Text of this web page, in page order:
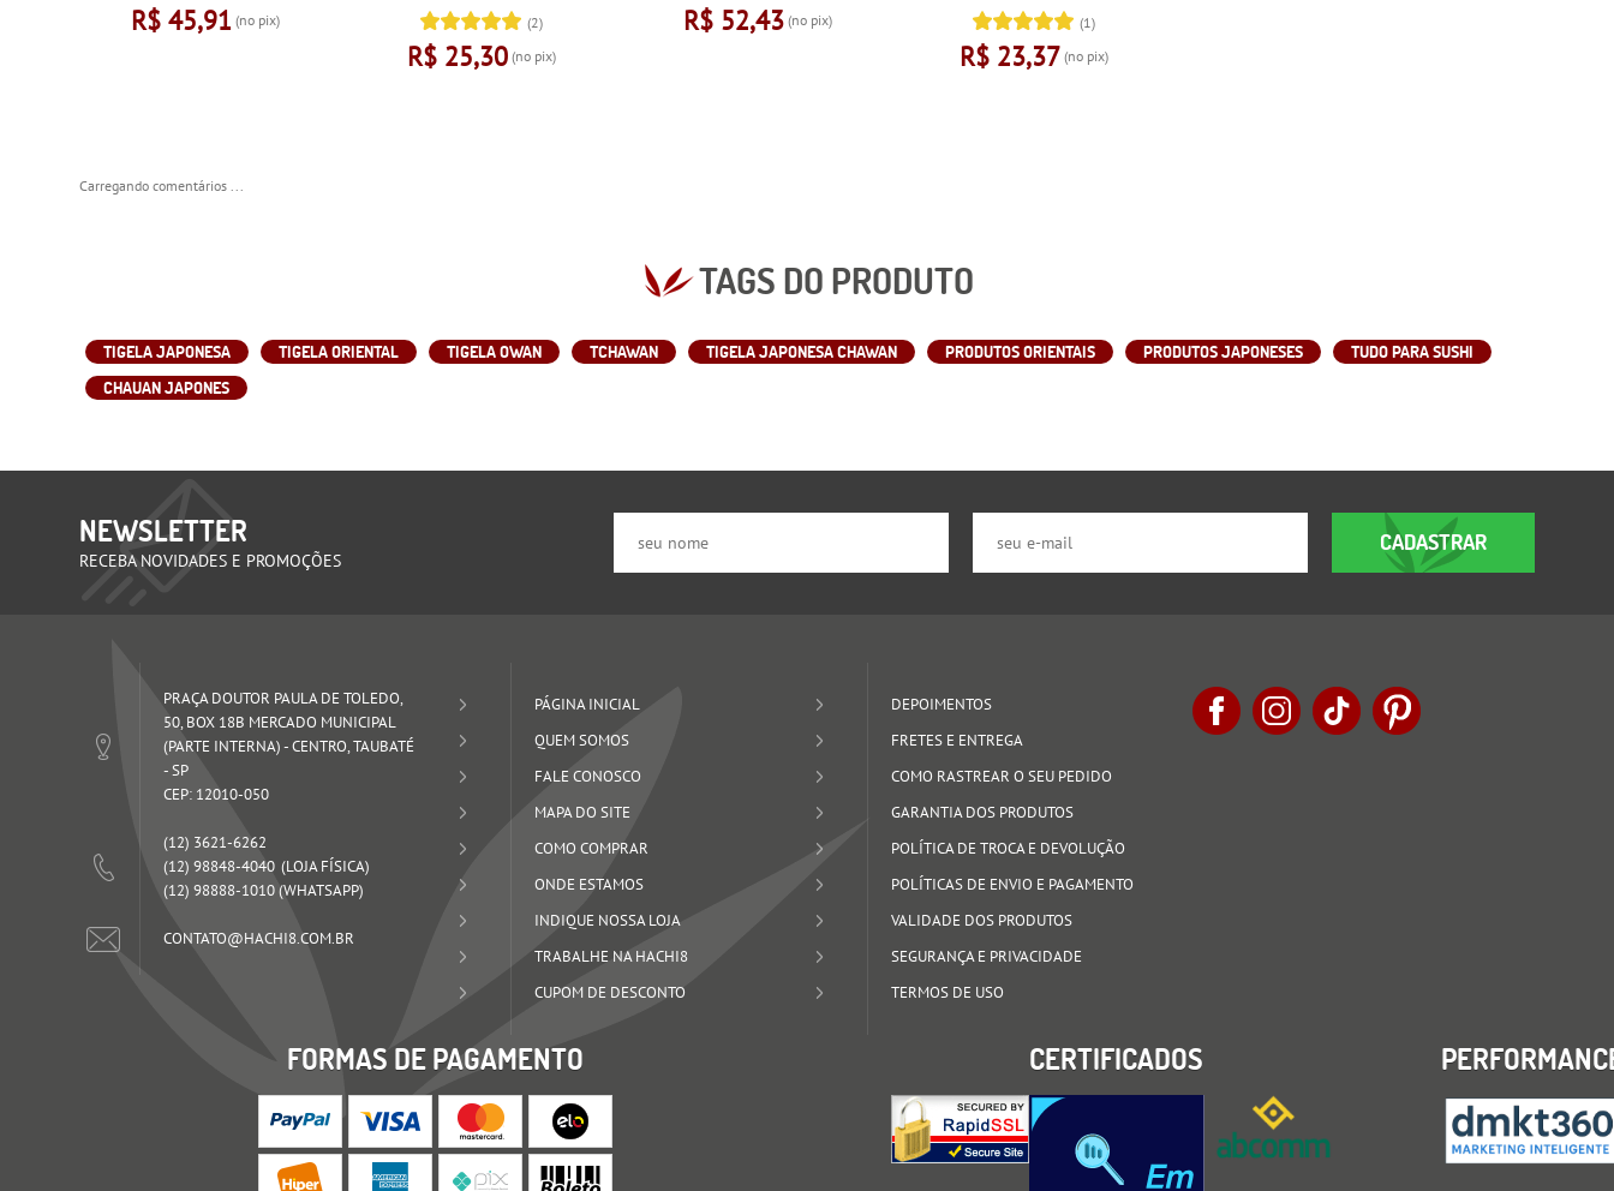
R$ 45,91 (no pix) (2)
R$ 25,30 (no pix)
R$ 52,43 (no pix) (1)
R$ 23,37 (no pix)
Carregando comentários ...
TAGS DO PRODUTO
TIGELA JAPONESA TIGELA ORIENTAL TIGELA OWAN TCHAWAN TIGELA JAPONESA CHAWAN PRODUTOS ORIENTAIS PRODUTOS JAPONESES
TUDO PARA SUSHI
CHAUAN JAPONES
NEWSLETTER
RECEBA NOVIDADES E PROMOÇÕES
CADASTRAR
PRAÇA DOUTOR PAULA DE TOLEDO,
50, BOX 18B MERCADO MUNICIPAL
(PARTE INTERNA)-CENTRO, TAUBATÉ
-SP
CEP: 12010-050
(12) 3621-6262
(12) 98848-4040
(12) 98888-1010(WHATSAPP)
CONTATO@HACHI8.COM.BR
PÁGINA INICIAL
QUEM SOMOS
FALE CONOSCO
MAPA DO SITE
COMO COMPRAR
ONDE ESTAMOS
INDIQUE NOSSA LOJA
TRABALHE NA HACHI8
CUPOM DE DESCONTO
DEPOIMENTOS
FRETES E ENTREGA
COMO RASTREAR O SEU PEDIDO
GARANTIA DOS PRODUTOS
POLÍTICA DE TROCA E DEVOLUÇÃO
POLÍTICAS DE ENVIO E PAGAMENTO
VALIDADE DOS PRODUTOS
SEGURANÇA E PRIVACIDADE
TERMOS DE USO
FORMAS DE PAGAMENTO CERTIFICADOS